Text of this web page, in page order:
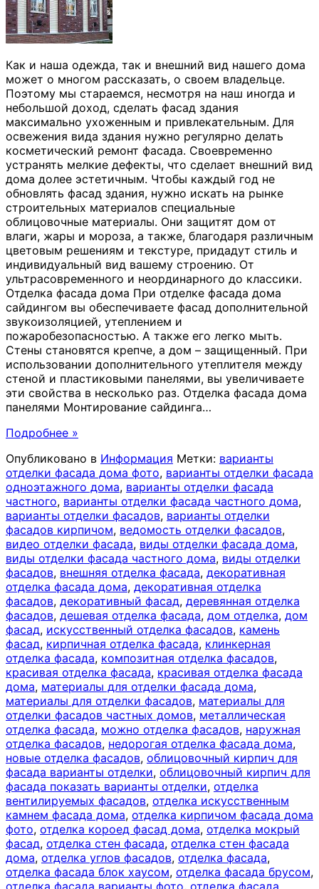
Как и наша одежда, так и внешний вид нашего дома
может о многом рассказать, о своем владельце.
Поэтому мы стараемся, несмотря на наш иногда и
небольшой доход, сделать фасад здания
максимально ухоженным и привлекательным. Для
освежения вида здания нужно регулярно делать
косметический ремонт фасада. Своевременно
устранять мелкие дефекты, что сделает внешний вид
дома долее эстетичным. Чтобы каждый год не
обновлять фасад здания, нужно искать на рынке
строительных материалов специальные
облицовочные материалы. Они защитят дом от
влаги, жары и мороза, а также, благодаря различным
цветовым решениям и текстуре, придадут стиль и
индивидуальный вид вашему строению. От
ультрасовременного и неординарного до классики.
Отделка фасада дома При отделке фасада дома
сайдингом вы обеспечиваете фасад дополнительной
звукоизоляцией, утеплением и
пожаробезопасностью. А также его легко мыть.
Стены становятся крепче, а дом – защищенный. При
использовании дополнительного утеплителя между
стеной и пластиковыми панелями, вы увеличиваете
эти свойства в несколько раз. Отделка фасада дома
панелями Монтирование сайдинга…
Подробнее »
Опубликовано в Информация Метки: варианты
отделки фасада дома фото, варианты отделки фасада
одноэтажного дома, варианты отделки фасада
частного, варианты отделки фасада частного дома,
варианты отделки фасадов, варианты отделки
фасадов кирпичом, ведомость отделки фасадов,
видео отделки фасада, виды отделки фасада дома,
виды отделки фасада частного дома, виды отделки
фасадов, внешняя отделка фасада, декоративная
отделка фасада дома, декоративная отделка
фасадов, декоративный фасад, деревянная отделка
фасадов, дешевая отделка фасада, дом отделка, дом
фасад, искусственный отделка фасадов, камень
фасад, кирпичная отделка фасада, клинкерная
отделка фасада, композитная отделка фасадов,
красивая отделка фасада, красивая отделка фасада
дома, материалы для отделки фасада дома,
материалы для отделки фасадов, материалы для
отделки фасадов частных домов, металлическая
отделка фасада, можно отделка фасадов, наружная
отделка фасадов, недорогая отделка фасада дома,
новые отделка фасадов, облицовочный кирпич для
фасада варианты отделки, облицовочный кирпич для
фасада показать варианты отделки, отделка
вентилируемых фасадов, отделка искусственным
камнем фасада дома, отделка кирпичом фасада дома
фото, отделка короед фасад дома, отделка мокрый
фасад, отделка стен фасада, отделка стен фасада
дома, отделка углов фасадов, отделка фасада,
отделка фасада блок хаусом, отделка фасада брусом,
отделка фасада варианты фото, отделка фасада